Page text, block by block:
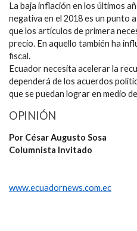
La baja inflación en los últimos
negativa en el 2018 es un punto
que los artículos de primera
precio. En aquello también ha
fiscal.
Ecuador necesita acelerar la
dependerá de los acuerdos
que se puedan lograr en medio
OPINIÓN
Por César Augusto Sosa
Columnista Invitado
www.ecuadornews.com.ec